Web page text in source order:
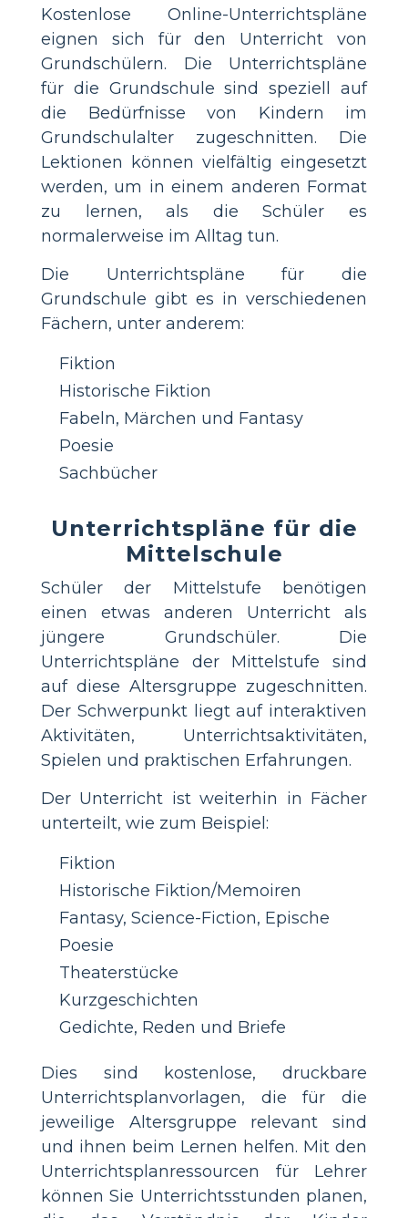
Kostenlose Online-Unterrichtspläne
eignen sich für den Unterricht von
Grundschülern. Die Unterrichtspläne
für die Grundschule sind speziell auf
die Bedürfnisse von Kindern im
Grundschulalter zugeschnitten. Die
Lektionen können vielfältig eingesetzt
werden, um in einem anderen Format
zu lernen, als die Schüler es
normalerweise im Alltag tun.
Die Unterrichtspläne für die
Grundschule gibt es in verschiedenen
Fächern, unter anderem:
Fiktion
Historische Fiktion
Fabeln, Märchen und Fantasy
Poesie
Sachbücher
Unterrichtspläne für die
Mittelschule
Schüler der Mittelstufe benötigen
einen etwas anderen Unterricht als
jüngere Grundschüler. Die
Unterrichtspläne der Mittelstufe sind
auf diese Altersgruppe zugeschnitten.
Der Schwerpunkt liegt auf interaktiven
Aktivitäten, Unterrichtsaktivitäten,
Spielen und praktischen Erfahrungen.
Der Unterricht ist weiterhin in Fächer
unterteilt, wie zum Beispiel:
Fiktion
Historische Fiktion/Memoiren
Fantasy, Science-Fiction, Epische
Poesie
Theaterstücke
Kurzgeschichten
Gedichte, Reden und Briefe
Dies sind kostenlose, druckbare
Unterrichtsplanvorlagen, die für die
jeweilige Altersgruppe relevant sind
und ihnen beim Lernen helfen. Mit den
Unterrichtsplanressourcen für Lehrer
können Sie Unterrichtsstunden planen,